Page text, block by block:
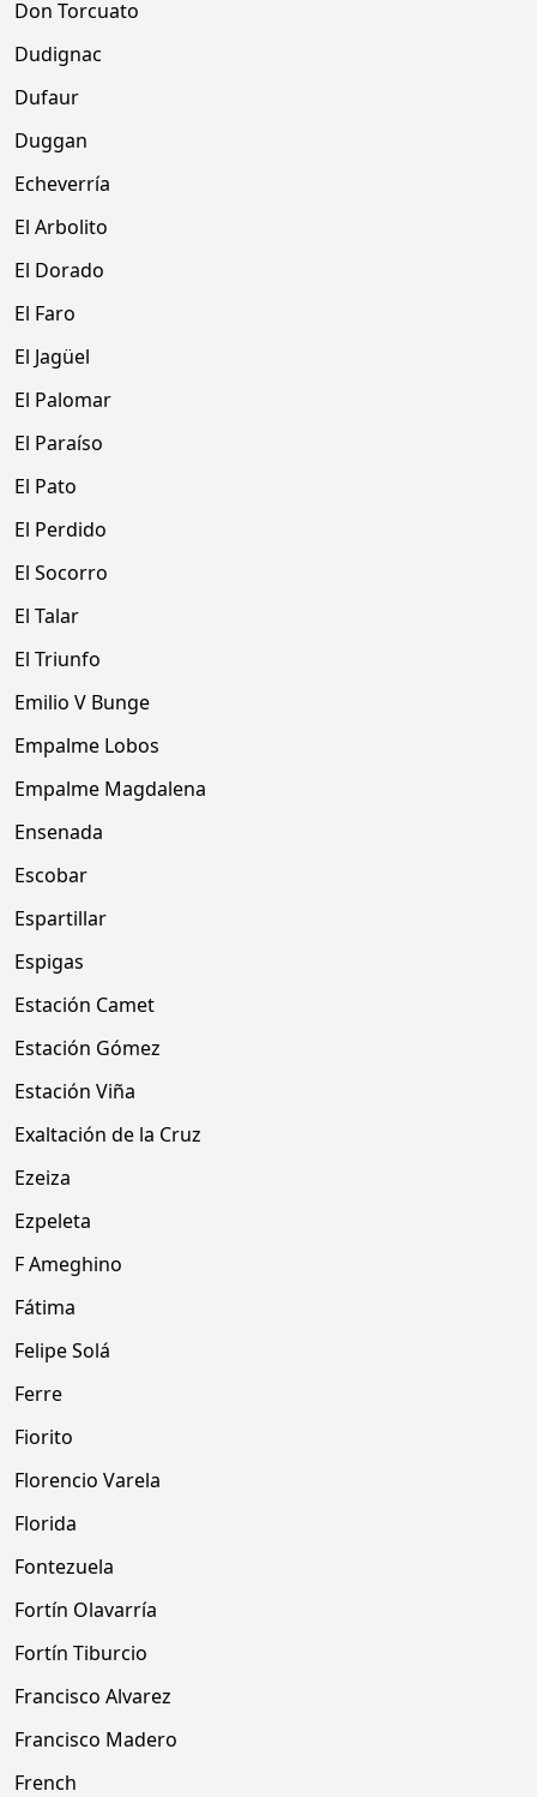
Don Torcuato
Dudignac
Dufaur
Duggan
Echeverría
El Arbolito
El Dorado
El Faro
El Jagüel
El Palomar
El Paraíso
El Pato
El Perdido
El Socorro
El Talar
El Triunfo
Emilio V Bunge
Empalme Lobos
Empalme Magdalena
Ensenada
Escobar
Espartillar
Espigas
Estación Camet
Estación Gómez
Estación Viña
Exaltación de la Cruz
Ezeiza
Ezpeleta
F Ameghino
Fátima
Felipe Solá
Ferre
Fiorito
Florencio Varela
Florida
Fontezuela
Fortín Olavarría
Fortín Tiburcio
Francisco Alvarez
Francisco Madero
French